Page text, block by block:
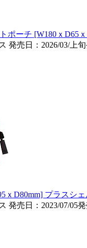
ポーチ [W180ｘD65
発売日：2026/03/上
ｘD80mm] プラスシ
発売日：2023/07/05